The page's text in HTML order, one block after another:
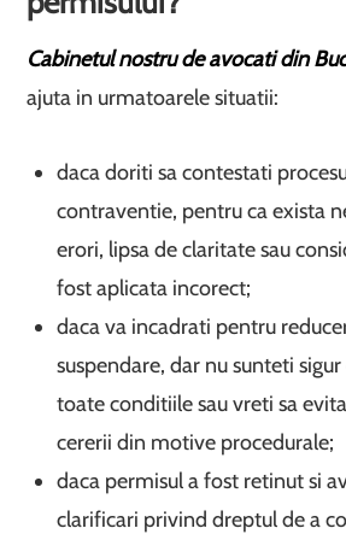
Cabinetul nostru de avocati din
ajuta in urmatoarele situatii:
daca doriti sa contestati
contraventie, pentru ca exista
erori, lipsa de claritate sau
fost aplicata incorect;
daca va incadrati pentru
suspendare, dar nu sunteti
toate conditiile sau vreti sa
cererii din motive procedurale;
daca permisul a fost retinut si
clarificari privind dreptul de a